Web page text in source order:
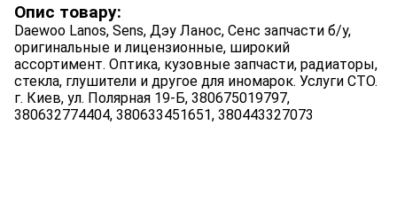
Опис товару:
Daewoo Lanos, Sens, Дэу Ланос, Сенс запчасти б/у,
оригинальные и лицензионные, широкий
ассортимент. Оптика, кузовные запчасти, радиаторы,
стекла, глушители и другое для иномарок. Услуги СТО.
г. Киев, ул. Полярная 19-Б, 380675019797,
380632774404, 380633451651, 380443327073